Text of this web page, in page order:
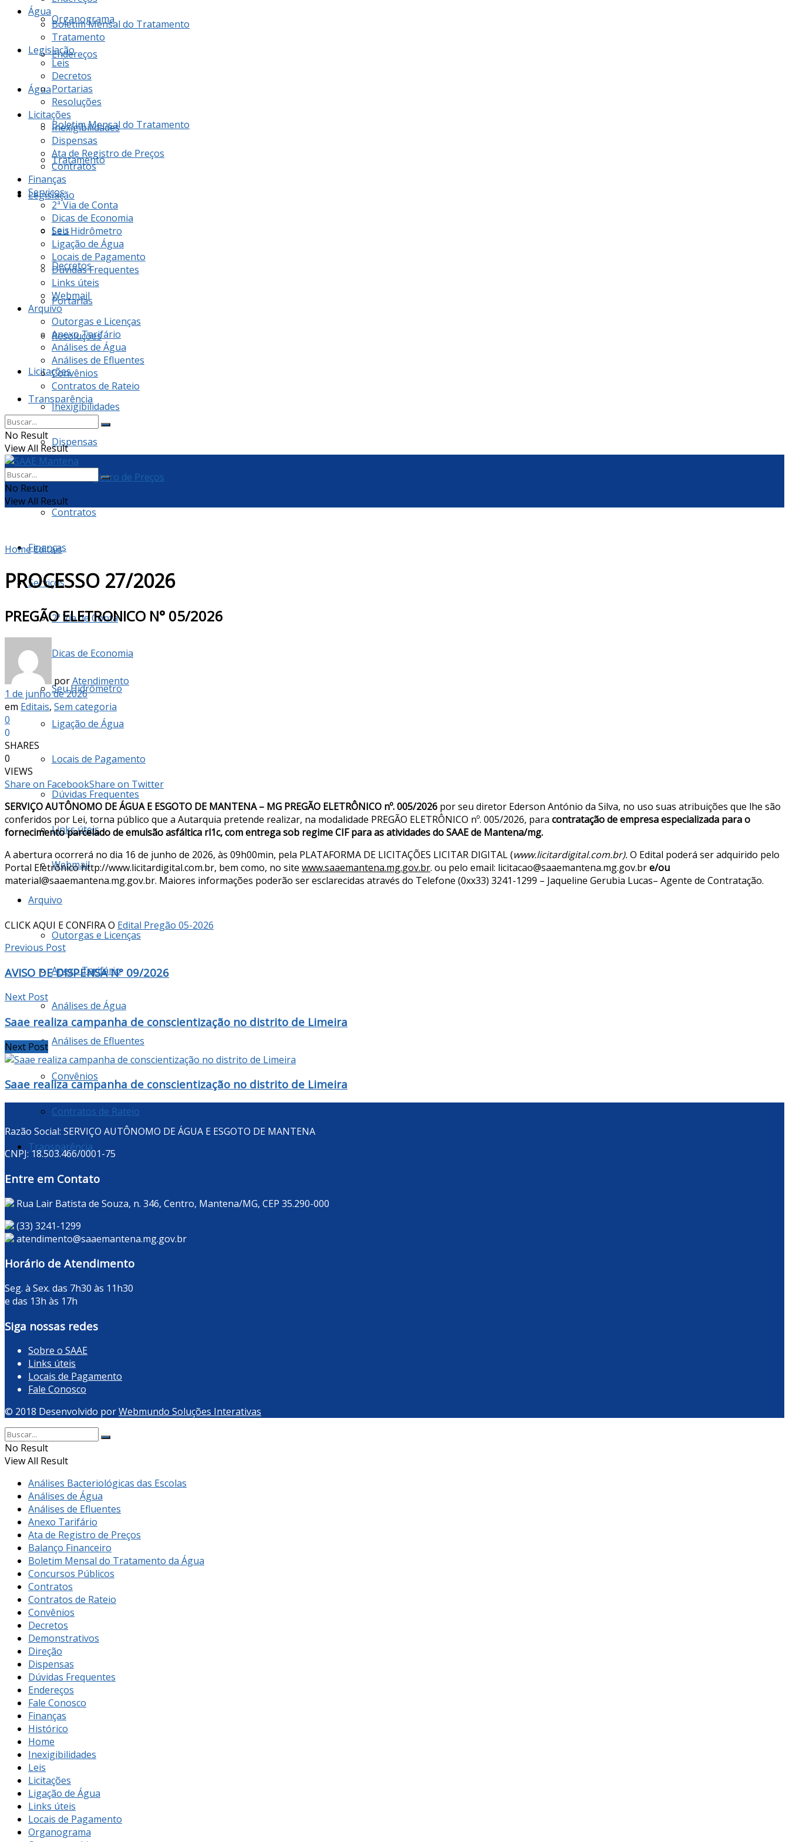
Organograma
Endereços
Água
Boletim Mensal do Tratamento
Tratamento
Legislação
Leis
Decretos
Portarias
Resoluções
Licitações
Inexigibilidades
Dispensas
Ata de Registro de Preços
Contratos
Finanças
Serviços
2ª Via de Conta
Dicas de Economia
Seu Hidrômetro
Ligação de Água
Locais de Pagamento
Dúvidas Frequentes
Links úteis
Webmail
Arquivo
Outorgas e Licenças
Anexo Tarifário
Análises de Água
Análises de Efluentes
Convênios
Contratos de Rateio
Transparência
Água
Boletim Mensal do Tratamento
Tratamento
Legislação
Leis
Decretos
Portarias
Resoluções
Licitações
Inexigibilidades
Dispensas
Ata de Registro de Preços
Contratos
Finanças
Serviços
2ª Via de Conta
Dicas de Economia
Seu Hidrômetro
Ligação de Água
Locais de Pagamento
Dúvidas Frequentes
Links úteis
Webmail
Arquivo
Outorgas e Licenças
Anexo Tarifário
Análises de Água
Análises de Efluentes
Convênios
Contratos de Rateio
Transparência
No Result
View All Result
No Result
View All Result
HomeEditais
PROCESSO 27/2026
PREGÃO ELETRONICO N° 05/2026
porAtendimento
1 de junho de 2026
em Editais, Sem categoria
0
0
SHARES
0
VIEWS
Share on FacebookShare on Twitter
SERVIÇO AUTÔNOMO DE ÁGUA E ESGOTO DE MANTENA – MG PREGÃO ELETRÔNICO nº. 005/2026 por seu diretor Ederson António da Silva, no uso suas atribuições que lhe são
conferidos por Lei, torna público que a Autarquia pretende realizar, na modalidade PREGÃO ELETRÔNICO nº. 005/2026, para contratação de empresa especializada para o
fornecimento parcelado de emulsão asfáltica rl1c, com entrega sob regime CIF para as atividades doSAAE de Mantena/mg.
A abertura ocorrerá no dia 16 de junho de 2026, às 09h00min, pela PLATAFORMA DE LICITAÇÕES LICITAR DIGITAL (www.licitardigital.com.br).O Edital poderá ser adquirido pelo
Portal Eletrônico http://www.licitardigital.com.br, bem como, no site www.saaemantena.mg.gov.br. ou pelo email: licitacao@saaemantena.mg.gov.bre/ou
material@saaemantena.mg.gov.br. Maiores informações poderão ser esclarecidas através do Telefone (0xx33) 3241-1299 – Jaqueline Gerubia Lucas– Agente de Contratação.
CLICK AQUI E CONFIRA O Edital Pregão 05-2026
Previous Post
AVISO DE DISPENSA N° 09/2026
Next Post
Saae realiza campanha de conscientização no distrito de Limeira
Next Post
Saae realiza campanha de conscientização no distrito de Limeira
Razão Social: SERVIÇO AUTÔNOMO DE ÁGUA E ESGOTO DE MANTENA
CNPJ: 18.503.466/0001-75
Entre em Contato
Rua Lair Batista de Souza, n. 346, Centro, Mantena/MG, CEP 35.290-000
(33) 3241-1299
atendimento@saaemantena.mg.gov.br
Horário de Atendimento
Seg. à Sex. das 7h30 às 11h30
e das 13h às 17h
Siga nossas redes
Sobre o SAAE
Links úteis
Locais de Pagamento
Fale Conosco
© 2018 Desenvolvido porWebmundo Soluções Interativas
No Result
View All Result
Análises Bacteriológicas das Escolas
Análises de Água
Análises de Efluentes
Anexo Tarifário
Ata de Registro de Preços
Balanço Financeiro
Boletim Mensal do Tratamento da Água
Concursos Públicos
Contratos
Contratos de Rateio
Convênios
Decretos
Demonstrativos
Direção
Dispensas
Dúvidas Frequentes
Endereços
Fale Conosco
Finanças
Histórico
Home
Inexigibilidades
Leis
Licitações
Ligação de Água
Links úteis
Locais de Pagamento
Organograma